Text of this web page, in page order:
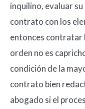
inquilino, evaluar
contrato con los
entonces contratar
orden no es
condición de la
contrato bien
abogado si el